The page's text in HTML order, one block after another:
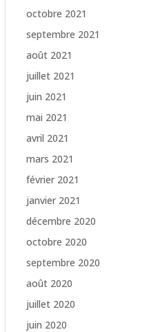
octobre 2021
septembre 2021
août 2021
juillet 2021
juin 2021
mai 2021
avril 2021
mars 2021
février 2021
janvier 2021
décembre 2020
octobre 2020
septembre 2020
août 2020
juillet 2020
juin 2020